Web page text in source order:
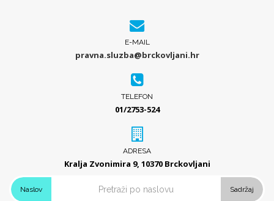
E-MAIL
pravna.sluzba@brckovljani.hr
TELEFON
01/2753-524
ADRESA
Kralja Zvonimira 9, 10370 Brckovljani
Naslov Sadržaj